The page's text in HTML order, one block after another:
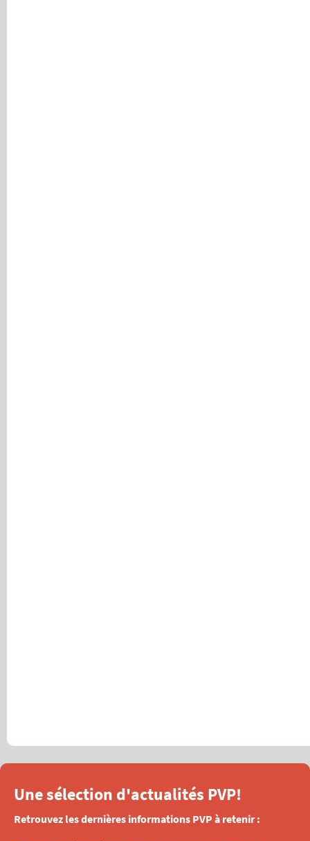
Une sélection d'actualités PVP!
Retrouvez les dernières informations PVP à retenir :